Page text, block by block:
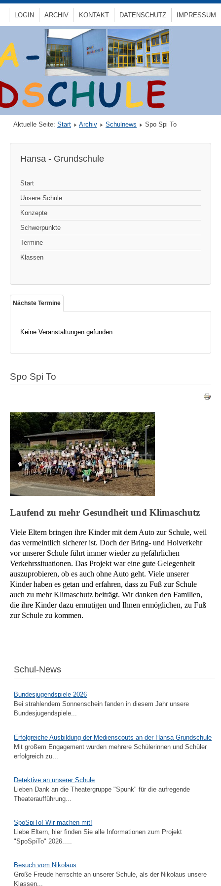
IMPRESSUM
DATENSCHUTZ
KONTAKT
ARCHIV
LOGIN
Aktuelle Seite: Start Archiv Schulnews Spo Spi To
Hansa - Grundschule
Start
Unsere Schule
Konzepte
Schwerpunkte
Termine
Klassen
Nächste Termine
Keine Veranstaltungen gefunden
Spo Spi To
Laufend zu mehr Gesundheit und Klimaschutz
Viele Eltern bringen ihre Kinder mit dem Auto zur Schule, weil
das vermeintlich sicherer ist. Doch der Bring- und Holverkehr
vor unserer Schule führt immer wieder zu gefährlichen
Verkehrssituationen. Das Projekt war eine gute Gelegenheit
auszuprobieren, ob es auch ohne Auto geht. Viele unserer
Kinder haben es getan und erfahren, dass zu Fuß zur Schule
auch zu mehr Klimaschutz beiträgt. Wir danken den Familien,
die ihre Kinder dazu ermutigen und Ihnen ermöglichen, zu Fuß
zur Schule zu kommen.
Schul-News
Bundesjugendspiele 2026
Bei strahlendem Sonnenschein fanden in diesem Jahr unsere
Bundesjugendspiele...
Erfolgreiche Ausbildung der Medienscouts an der Hansa Grundschule
Mit großem Engagement wurden mehrere Schülerinnen und Schüler
erfolgreich zu...
Detektive an unserer Schule
Lieben Dank an die Theatergruppe "Spunk" für die aufregende
Theateraufführung...
SpoSpiTo! Wir machen mit!
Liebe Eltern, hier finden Sie alle Informationen zum Projekt
"SpoSpiTo" 2026.....
Besuch vom Nikolaus
Große Freude herrschte an unserer Schule, als der Nikolaus unsere
Klassen...